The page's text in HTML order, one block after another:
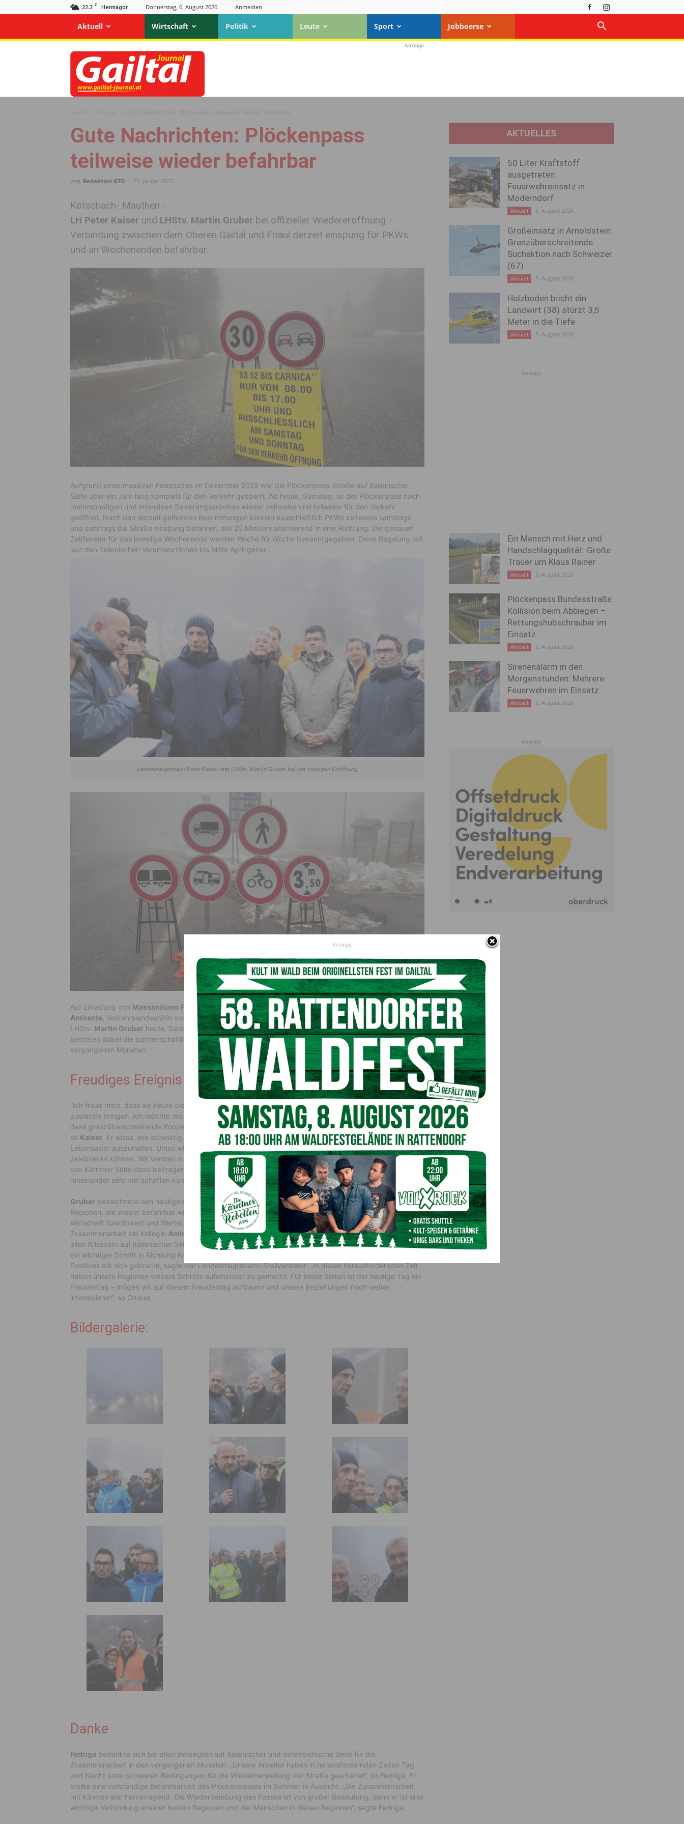
22.2 C Hermagor Donnerstag, 6. August 2026 Anmelden
Aktuell Wirtschaft Politik Leute Sport Jobboerse
Gailtal
Journal
Anzeige
Gute Nachrichten: Plöckenpass
teilweise wieder befahrbar
von Redaktion GTO - 25. Januar 2025
Kötschach- Mauthen -
LH Peter Kaiser und LHStv. Martin Gruber bei offizieller Wiedereröffnung –
Verbindung zwischen dem Oberen Gailtal und Friaul derzeit einspurig für PKWs
und an Wochenenden befahrbar.
Aufgrund eines massiven Felssturzes im Dezember 2023 war die Plöckenpass-Straße auf italienischer
Seite über ein Jahr lang komplett für den Verkehr gesperrt. Ab heute, Samstag, ist der Plöckenpass nach
mehrmonatigen und intensiven Sanierungsarbeiten wieder zeitweise und teilweise für den Verkehr
geöffnet. Nach den derzeit geltenden Bestimmungen können ausschließlich PKWs zeitweise samstags
und sonntags die Straße einspurig befahren, alle 20 Minuten alternierend in eine Richtung. Die genauen
Zeitfenster für das jeweilige Wochenende werden Woche für Woche bekanntgegeben. Diese Regelung soll
laut den italienischen Verantwortlichen bis Mitte April gelten.
Landeshauptmann Peter Kaiser und LHStv. Martin Gruber bei der heutigen Eröffnung
Auf Einladung von Massimiliano Fedriga, Präsident der Region Friaul-Julisch Venetien undCristina
Amirante, Verkehrslandesrätin von Friaul-Julisch Venetien, nahmen Landeshauptmann Peter Kaiser
und
LHStv. Martin Gruber heute, Samstag, an der Wiedereröffnung des Plöckenpasses teil. Beiden Seiten
betonten dabei die partnerschaftliche Zusammenarbeit im Rahmen der Sanierungsarbeiten in den
vergangenen Monaten.
Freudiges Ereignis
“Ich freue mich, dass wir heute diesen wichtigen Akt der teilweisen Verkehrsfreigabe des Plöckenpasses
zustande bringen. Ich möchte mich bei allen bedanken, die dazu beigetragen haben. Es hat uns gezeigt,
dass grenzüberschreitende Kooperation kein leeres Wort, sondern gelebtes und aktives Miteinander ist“,
so Kaiser . Er wisse, wie schwierig es für die Menschen beider Regionen war, die „Unterbrechung einer
Lebensader auszuhalten. Umso wichtiger ist es, dass wir heute einen ersten Schritt in die richtige Richtung
zelebrieren können. Wir werden mittel- und langfristig eine nachhaltige Lösung benötigen und wir werden
von Kärntner Seite dazu beitragen. Der heutige Tag zeigt, dass wir in einem gemeinsamen Europa
miteinander sehr viel schaffen können“, so der Landeshauptmann.
Gruber bezeichnete den heutigen Tag als „einen freudigen Tag. Denn eine Straße zwischen zwei
Regionen, die wieder befahrbar wird, ist die infrastrukturelle Grundlage für ein Miteinander und dafür, dass
Wirtschaft funktioniert und Wertschöpfungskreisläufe in Gang gesetzt werden. Ich darf mich für die gute
Zusammenarbeit bei Kollegin Amirante bedanken und ich darf mich bei meinen Mitarbeitern als auch bei
allen Arbeitern auf italienischer Seite bedanken. Sie haben Gewaltiges geleistet“, so Gruber. Heute werde
ein wichtiger Schritt in Richtung Normalität gesetzt. Die bewältigten Herausforderungen hätten auch
Positives mit sich gebracht, sagte der Landeshauptmann-Stellvertreter: „In dieser herausfordernden Zeit
haben unsere Regionen weitere Schritte aufeinander zu gemacht. Für beide Seiten ist der heutige Tag ein
Freudentag – mögen wir auf diesem Freudentag aufbauen und unsere Beziehungen noch weiter
intensivieren“, so Gruber.
Bildergalerie:
Danke
Fedriga bedankte sich bei allen Beteiligten auf italienischer und österreichische Seite für die
Zusammenarbeit in den vergangenen Monaten. „Unsere Arbeiter haben in herausfordernden Zeiten Tag
und Nacht unter schweren Bedingungen für die Wiederherstellung der Straße gearbeitet“, so Fedriga. Er
stellte eine vollständige Befahrbarkeit des Plöckenpasses im Sommer in Aussicht. „Die Zusammenarbeit
mit Kärnten war hervorragend. Die Wiederbelebung des Passes ist von großer Bedeutung, denn er ist eine
wichtige Verbindung unserer beiden Regionen und der Menschen in diesen Regionen“, sagte Fedriga.
AKTUELLES
50 Liter Kraftstoff
ausgetreten:
Feuerwehreinsatz in
Möderndorf
Aktuell 5. August 2026
Großeinsatz in Arnoldstein:
Grenzüberschreitende
Suchaktion nach Schweizer
(67)
Aktuell 5. August 2026
Holzboden bricht ein:
Landwirt (38) stürzt 3,5
Meter in die Tiefe
Aktuell 5. August 2026
Anzeige
Ein Mensch mit Herz und
Handschlagqualität: Große
Trauer um Klaus Rainer
Aktuell 3. August 2026
Plöckenpass Bundesstraße:
Kollision beim Abbiegen –
Rettungshubschrauber im
Einsatz
Aktuell 3. August 2026
Sirenenalarm in den
Morgenstunden: Mehrere
Feuerwehren im Einsatz
Aktuell 3. August 2026
Anzeige
Anzeige